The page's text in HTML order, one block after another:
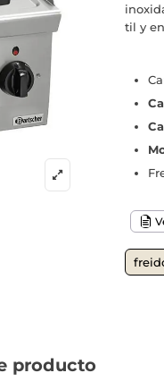
til y
producto